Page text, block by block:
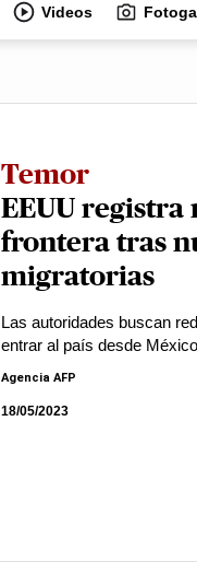
Videos
Temor
EEUU registra
frontera tras
migratorias
Las autoridades buscan
entrar al país desde México
Agencia AFP
18/05/2023